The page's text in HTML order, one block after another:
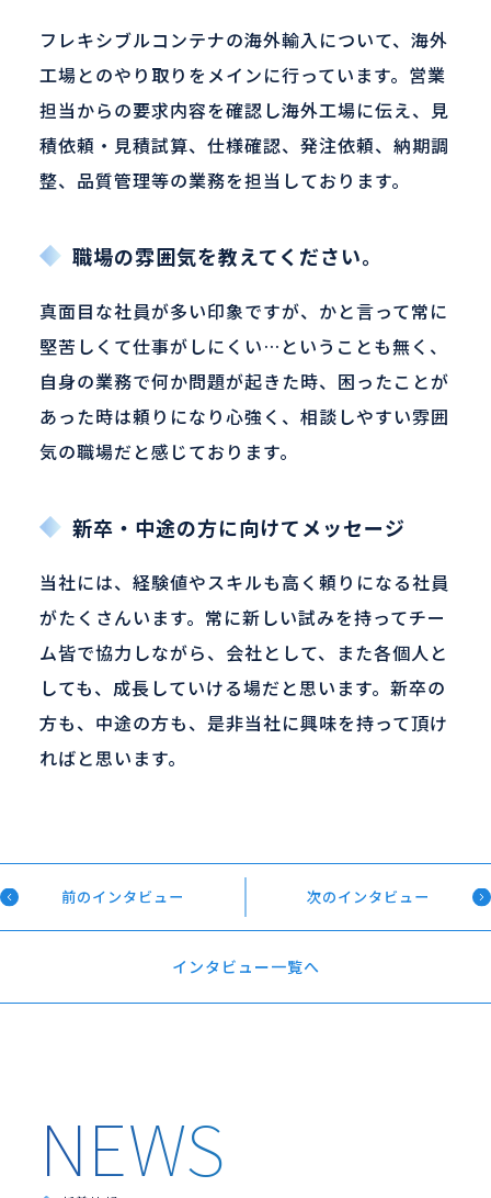
フレキシブルコンテナの海外輸入について、海外
工場とのやり取りをメインに行っています。営業
担当からの要求内容を確認し海外工場に伝え、見
積依頼・見積試算、仕様確認、発注依頼、納期調
整、品質管理等の業務を担当しております。
職場の雰囲気を教えてください。
真面目な社員が多い印象ですが、かと言って常に
堅苦しくて仕事がしにくい…ということも無く、
自身の業務で何か問題が起きた時、困ったことが
あった時は頼りになり心強く、相談しやすい雰囲
気の職場だと感じております。
新卒・中途の方に向けてメッセージ
当社には、経験値やスキルも高く頼りになる社員
がたくさんいます。常に新しい試みを持ってチー
ム皆で協力しながら、会社として、また各個人と
しても、成長していける場だと思います。新卒の
方も、中途の方も、是非当社に興味を持って頂け
ればと思います。
前のインタビュー 次のインタビュー
インタビュー一覧へ